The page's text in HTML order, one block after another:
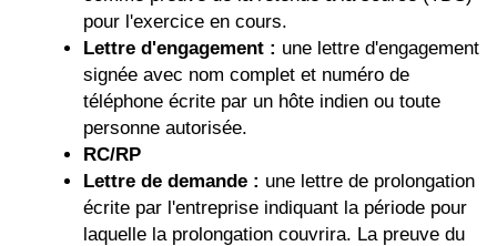
pour l'exercice en cours.
Lettre d'engagement : une lettre d'engagement
signée avec nom complet et numéro de
téléphone écrite par un hôte indien ou toute
personne autorisée.
RC/RP
Lettre de demande : une lettre de prolongation
écrite par l'entreprise indiquant la période pour
laquelle la prolongation couvrira. La preuve du